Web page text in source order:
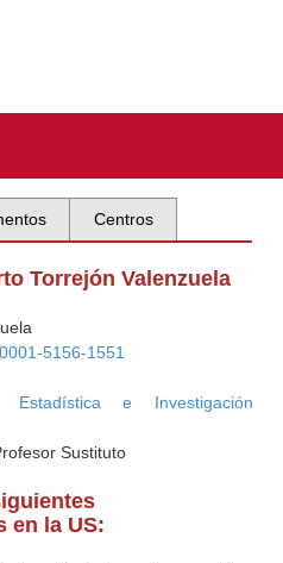
Centros
Torrejón Valenzuela
5156-1551
Estadística e Investigación
Sustituto
en la US: